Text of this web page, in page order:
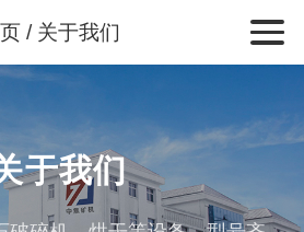
/ 关于我们
于我们